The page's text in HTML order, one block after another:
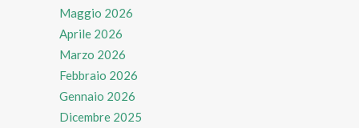
Maggio 2026
Aprile 2026
Marzo 2026
Febbraio 2026
Gennaio 2026
Dicembre 2025